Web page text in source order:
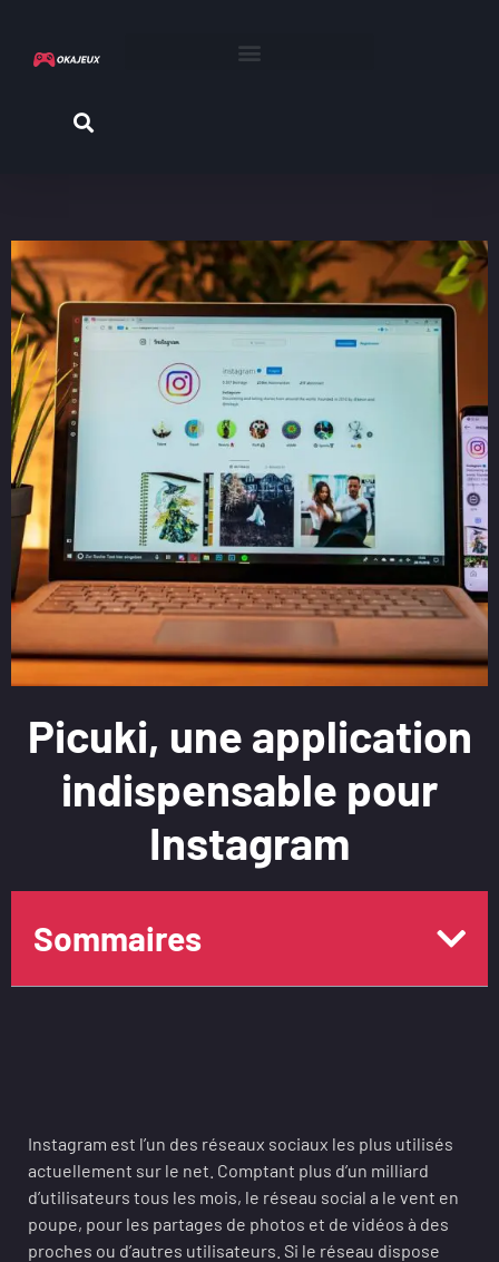
Picuki, une application
indispensable pour
Instagram
Sommaires
Instagram est l’un des réseaux sociaux les plus utilisés
actuellement sur le net. Comptant plus d’un milliard
d’utilisateurs tous les mois, le réseau social a le vent en
poupe, pour les partages de photos et de vidéos à des
proches ou d’autres utilisateurs. Si le réseau dispose